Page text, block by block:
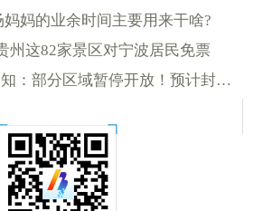
妈的业余时间主要用来干啥?
州这82家景区对宁波居民免票
宁波天一阁景区通知：部分区域暂停开放！预计封闭1个月